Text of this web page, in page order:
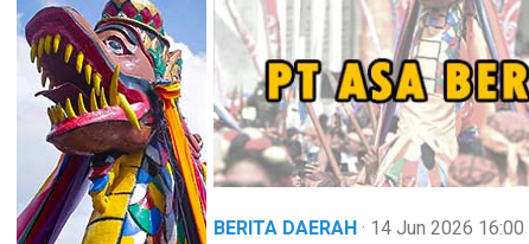
BERITA DAERAH· 14 Jun 2026 16:00